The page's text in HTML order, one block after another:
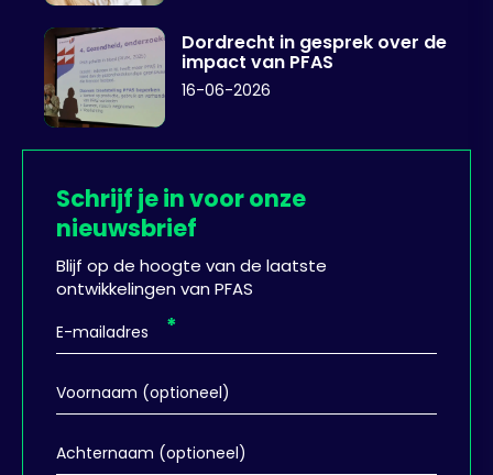
Dordrecht in gesprek over de
impact van PFAS
16-06-2026
Schrijf je in voor onze
nieuwsbrief
Blijf op de hoogte van de laatste
ontwikkelingen van PFAS